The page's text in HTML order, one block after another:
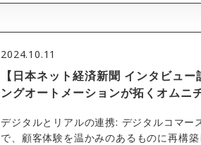
2024.10.11
【日本ネット経済新聞 インタビュ
ングオートメーションが拓くオムニ
デジタルとリアルの連携: デジタルコマー
で、顧客体験を温かみのあるものに再構